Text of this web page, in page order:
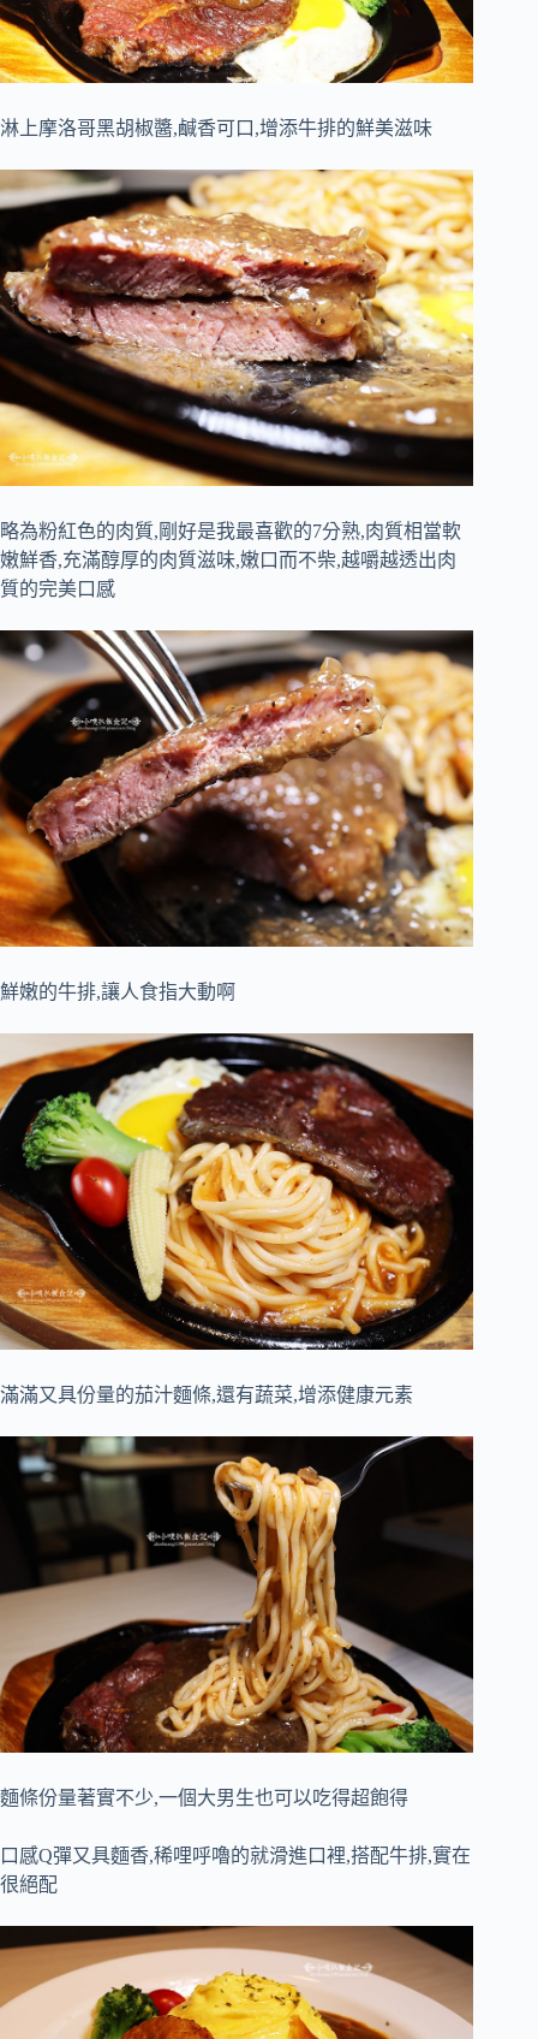
淋上摩洛哥黑胡椒醬,鹹香可口,增添牛排的鮮美滋味
略為粉紅色的肉質,剛好是我最喜歡的7分熟,肉質相當軟
嫩鮮香,充滿醇厚的肉質滋味,嫩口而不柴,越嚼越透出肉
質的完美口感
鮮嫩的牛排,讓人食指大動啊
滿滿又具份量的茄汁麵條,還有蔬菜,增添健康元素
麵條份量著實不少,一個大男生也可以吃得超飽得
口感Q彈又具麵香,稀哩呼嚕的就滑進口裡,搭配牛排,實在
很絕配